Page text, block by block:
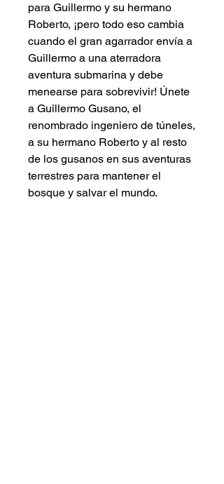
para Guillermo y su hermano
Roberto, ¡pero todo eso cambia
cuando el gran agarrador envía a
Guillermo a una aterradora
aventura submarina y debe
menearse para sobrevivir! Únete
a Guillermo Gusano, el
renombrado ingeniero de túneles,
a su hermano Roberto y al resto
de los gusanos en sus aventuras
terrestres para mantener el
bosque y salvar el mundo.